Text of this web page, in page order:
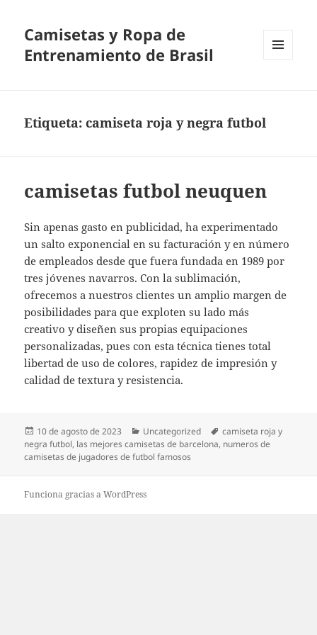
Camisetas y Ropa de
Entrenamiento de Brasil
Etiqueta:camiseta roja y negra futbol
camisetas futbol neuquen
Sin apenas gasto en publicidad, ha experimentado
un salto exponencial en su facturación y en número
de empleados desde que fuera fundada en 1989 por
tres jóvenes navarros. Con la sublimación,
ofrecemos a nuestros clientes un amplio margen de
posibilidades para que exploten su lado más
creativo y diseñen sus propias equipaciones
personalizadas, pues con esta técnica tienes total
libertad de uso de colores, rapidez de impresión y
calidad de textura y resistencia.
Publicado
el
10 de agosto de 2023 Categorías
Uncategorized Etiquetas
camiseta roja y
negra futbol, las mejores camisetas de barcelona, numeros de
camisetas de jugadores de futbol famosos
Funciona gracias a WordPress